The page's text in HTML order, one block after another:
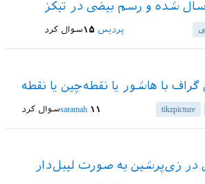
شده و رسم بیضی در تیکز
سوال کرد پردیس ۱۵
با هاشور یا نقطه‌چین یا نقطه
tikzpicture سوال کردsaramah ۱۱
زی‌پرشین به صورت لیبل‌دار